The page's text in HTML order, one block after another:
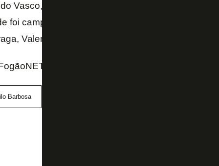
Vasco, Danilo Barbosa atuou por empréstimo
foi campeão da Libertadores. O volante também
Valencia, Benfica e Standard Liège.
e Lance!
Barbosa